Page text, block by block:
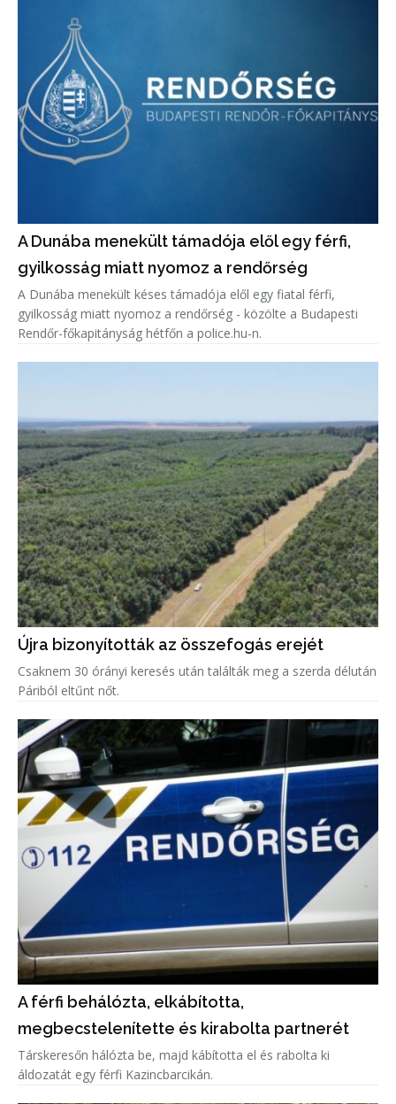
A Dunába menekült támadója elől egy férfi,
gyilkosság miatt nyomoz a rendőrség
A Dunába menekült késes támadója elől egy fiatal férfi,
gyilkosság miatt nyomoz a rendőrség - közölte a Budapesti
Rendőr-főkapitányság hétfőn a police.hu-n.
Újra bizonyították az összefogás erejét
Csaknem 30 órányi keresés után találták meg a szerda délután
Páriból eltűnt nőt.
A férfi behálózta, elkábította,
megbecstelenítette és kirabolta partnerét
Társkeresőn hálózta be, majd kábította el és rabolta ki
áldozatát egy férfi Kazincbarcikán.